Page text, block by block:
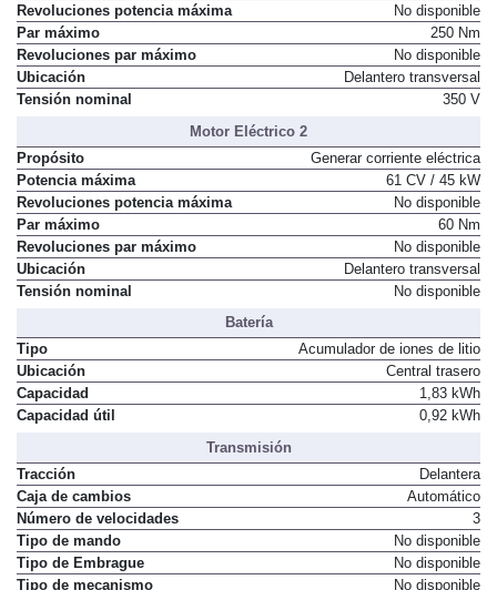
Revoluciones potencia máxima
No disponible
Par máximo
250 Nm
Revoluciones par máximo
No disponible
Ubicación
Delantero transversal
Tensión nominal
350 V
Motor Eléctrico 2
Propósito
Generar corriente eléctrica
Potencia máxima
61 CV / 45 kW
Revoluciones potencia máxima
No disponible
Par máximo
60 Nm
Revoluciones par máximo
No disponible
Ubicación
Delantero transversal
Tensión nominal
No disponible
Batería
Tipo
Acumulador de iones de litio
Ubicación
Central trasero
Capacidad
1,83 kWh
Capacidad útil
0,92 kWh
Transmisión
Tracción
Delantera
Caja de cambios
Automático
Número de velocidades
3
Tipo de mando
No disponible
Tipo de Embrague
No disponible
Tipo de mecanismo
No disponible